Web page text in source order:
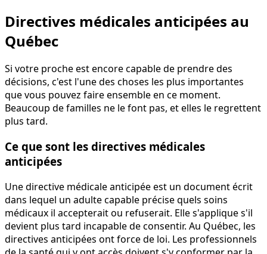
Directives médicales anticipées au
Québec
Si votre proche est encore capable de prendre des
décisions, c'est l'une des choses les plus importantes
que vous pouvez faire ensemble en ce moment.
Beaucoup de familles ne le font pas, et elles le regrettent
plus tard.
Ce que sont les directives médicales
anticipées
Une directive médicale anticipée est un document écrit
dans lequel un adulte capable précise quels soins
médicaux il accepterait ou refuserait. Elle s'applique s'il
devient plus tard incapable de consentir. Au Québec, les
directives anticipées ont force de loi. Les professionnels